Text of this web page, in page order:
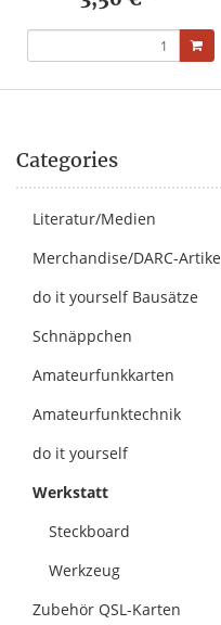
Categories
Literatur/Medien
Merchandise/DARC-
do it yourself Bausätze
Schnäppchen
Amateurfunkkarten
Amateurfunktechnik
do it yourself
Werkstatt
Steckboard
Werkzeug
Zubehör QSL-Karten